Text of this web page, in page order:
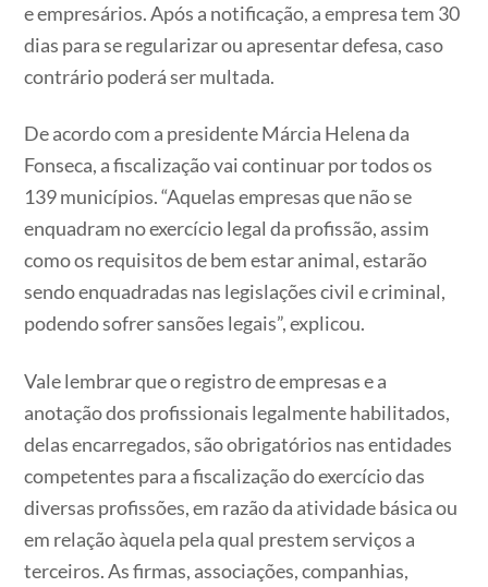
e empresários. Após a notificação, a empresa tem 30
dias para se regularizar ou apresentar defesa, caso
contrário poderá ser multada.
De acordo com a presidente Márcia Helena da
Fonseca, a fiscalização vai continuar por todos os
139 municípios. “Aquelas empresas que não se
enquadram no exercício legal da profissão, assim
como os requisitos de bem estar animal, estarão
sendo enquadradas nas legislações civil e criminal,
podendo sofrer sansões legais”, explicou.
Vale lembrar que o registro de empresas e a
anotação dos profissionais legalmente habilitados,
delas encarregados, são obrigatórios nas entidades
competentes para a fiscalização do exercício das
diversas profissões, em razão da atividade básica ou
em relação àquela pela qual prestem serviços a
terceiros. As firmas, associações, companhias,